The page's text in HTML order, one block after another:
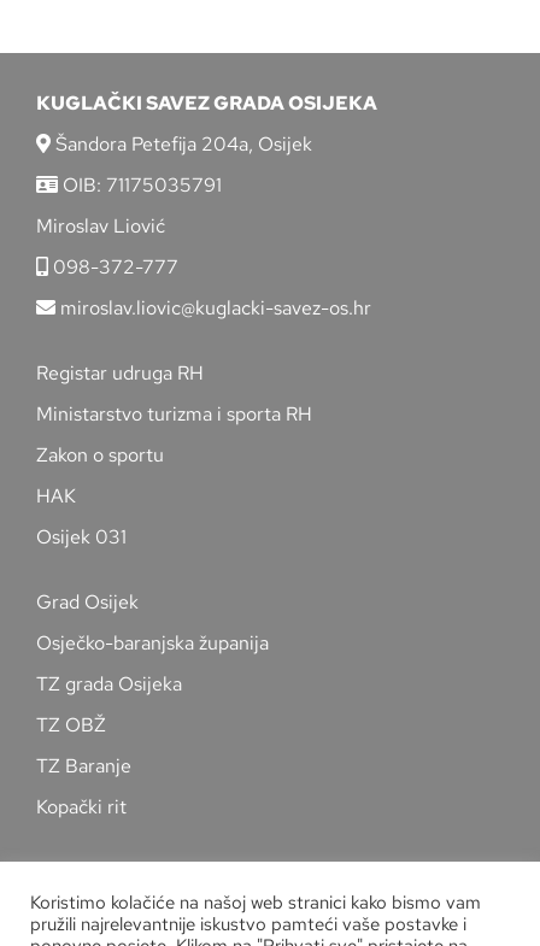
KUGLAČKI SAVEZ GRADA OSIJEKA
Šandora Petefija 204a, Osijek
OIB: 71175035791
Miroslav Liović
098-372-777
miroslav.liovic@kuglacki-savez-os.hr
Registar udruga RH
Ministarstvo turizma i sporta RH
Zakon o sportu
HAK
Osijek 031
Grad Osijek
Osječko-baranjska županija
TZ grada Osijeka
TZ OBŽ
TZ Baranje
Kopački rit
Koristimo kolačiće na našoj web stranici kako bismo vam
pružili najrelevantnije iskustvo pamteći vaše postavke i